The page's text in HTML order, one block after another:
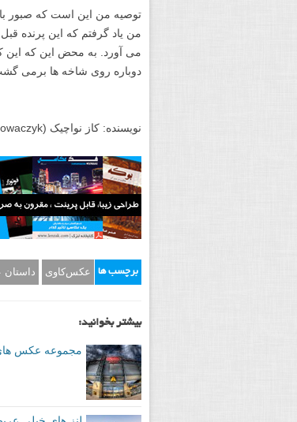
توصیه من این است که صبور
من یاد گرفتم که این پرنده
می آورد. به محض این که این
دوباره روی شاخه ها برمی
نویسنده: کاز نواچیک (Caz Nowaczyk)
برچسب ها عکس‌کاوی
بیشتر بخوانید:
مجموعه عکس